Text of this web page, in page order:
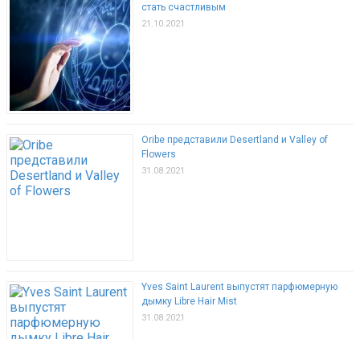
стать счастливым
21.10.2021
Oribe представили Desertland и Valley of
Flowers
31.08.2021
Yves Saint Laurent выпустят парфюмерную
дымку Libre Hair Mist
31.08.2021